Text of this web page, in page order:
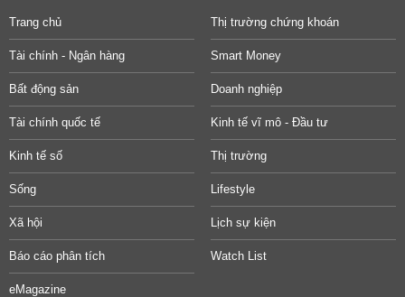
Trang chủ Thị trường chứng khoán
Tài chính - Ngân hàng Smart Money
Bất động sản Doanh nghiệp
Tài chính quốc tế Kinh tế vĩ mô - Đầu tư
Kinh tế số Thị trường
Sống Lifestyle
Xã hội Lịch sự kiện
Báo cáo phân tích Watch List
eMagazine